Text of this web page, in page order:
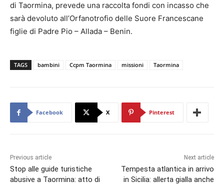
di Taormina, prevede una raccolta fondi con incasso che
sarà devoluto all’Orfanotrofio delle Suore Francescane
figlie di Padre Pio – Allada – Benin.
TAGS bambini Ccpm Taormina missioni Taormina
Facebook X Pinterest
Previous article
Stop alle guide turistiche
abusive a Taormina: atto di
Next article
Tempesta atlantica in arrivo
in Sicilia: allerta gialla anche